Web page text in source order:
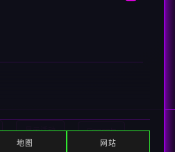
显示活动 Search
地图 网站